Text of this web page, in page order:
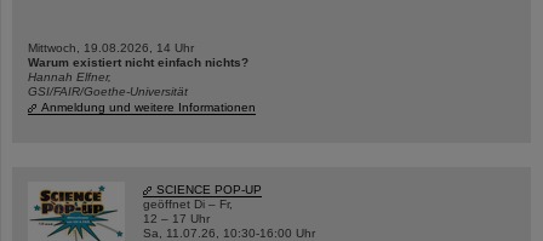
Mittwoch, 19.08.2026, 14 Uhr
Warum existiert nicht einfach nichts?
Hannah Elfner,
GSI/FAIR/Goethe-Universität
Anmeldung und weitere Informationen
SCIENCE POP-UP
geöffnet Di – Fr,
12 – 17 Uhr
Sa, 11.07.26, 10:30-16:00 Uhr